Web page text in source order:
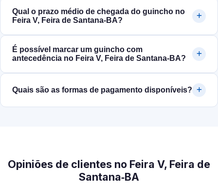
Qual o prazo médio de chegada do guincho no
Feira V, Feira de Santana‑BA?
É possível marcar um guincho com
antecedência no Feira V, Feira de Santana‑BA?
Quais são as formas de pagamento disponíveis?
Opiniões de clientes no Feira V, Feira de
Santana‑BA